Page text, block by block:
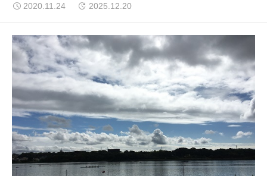
2020.11.24 2025.12.20